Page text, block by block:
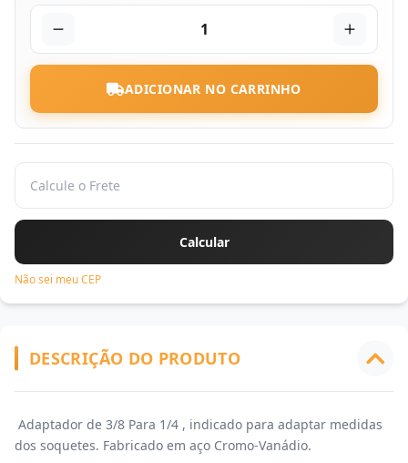
1
ADICIONAR NO CARRINHO
Não sei meu CEP
DESCRIÇÃO DO PRODUTO
Adaptador de 3/8 Para 1/4 , indicado para adaptar medidas
dos soquetes. Fabricado em aço Cromo-Vanádio.